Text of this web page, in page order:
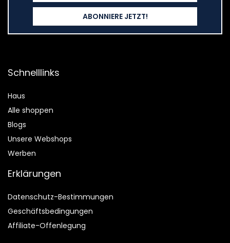
Schnelllinks
Haus
Alle shoppen
Blogs
Unsere Webshops
Werben
Erklärungen
Datenschutz-Bestimmungen
Geschäftsbedingungen
Affiliate-Offenlegung